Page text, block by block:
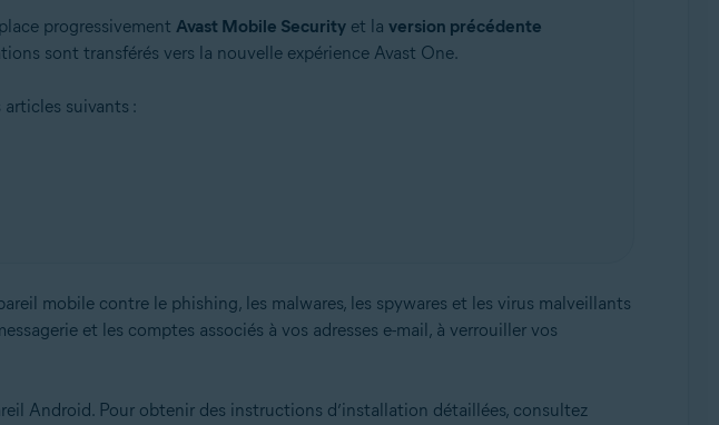
progressivement Avast Mobile Securityet la version précédente
sont transférés vers la nouvelle expérience Avast One.
suivants :
mobile contre le phishing, les malwares, les spywares et les virus malveillants
et les comptes associés à vos adresses e-mail, à verrouiller vos
Android. Pour obtenir des instructions d’installation détaillées, consultez